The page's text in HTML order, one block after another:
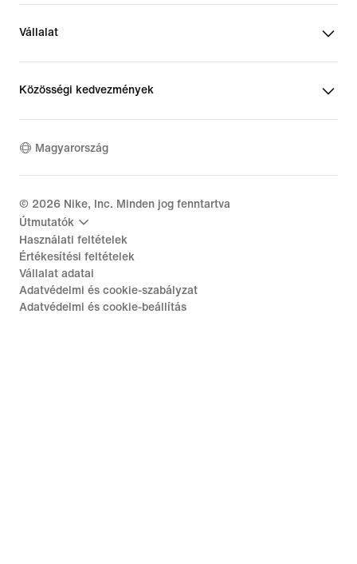
Vállalat
Közösségi kedvezmények
Magyarország
© 2026 Nike, Inc. Minden jog fenntartva
Útmutatók
Használati feltételek
Értékesítési feltételek
Vállalat adatai
Adatvédelmi és cookie-szabályzat
Adatvédelmi és cookie-beállítás